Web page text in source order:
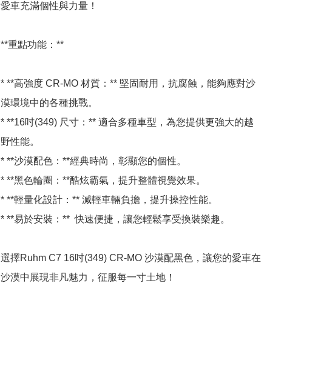
愛車充滿個性與力量！
**重點功能：**
* **高強度 CR-MO 材質：** 堅固耐用，抗腐蝕，能夠應對沙
漠環境中的各種挑戰。
* **16吋(349) 尺寸：** 適合多種車型，為您提供更強大的越
野性能。
* **沙漠配色：**經典時尚，彰顯您的個性。
* **黑色輪圈：**酷炫霸氣，提升整體視覺效果。
* **輕量化設計：** 減輕車輛負擔，提升操控性能。
* **易於安裝：**  快速便捷，讓您輕鬆享受換裝樂趣。
選擇Ruhm C7 16吋(349) CR-MO 沙漠配黑色，讓您的愛車在